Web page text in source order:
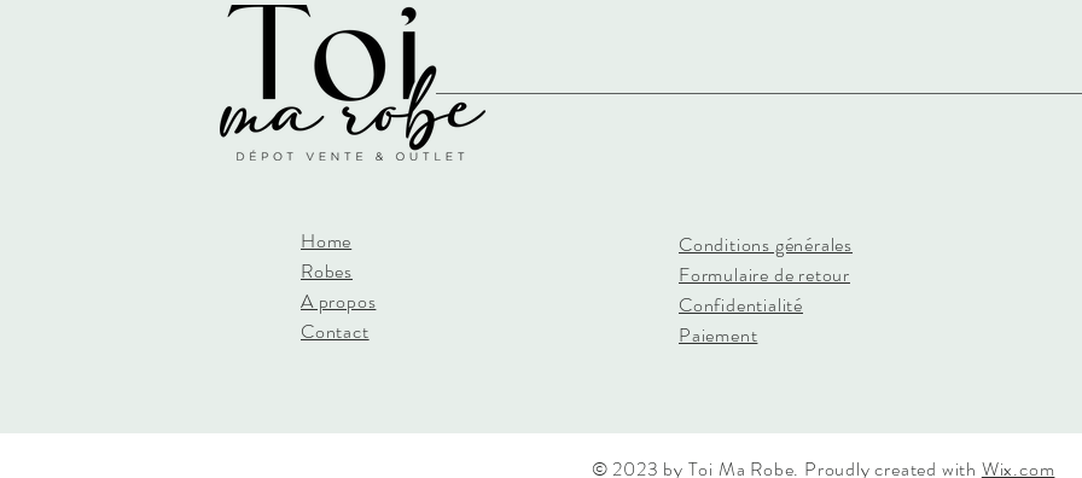
Home
Robes
A propos
Contact
Conditions générales
Formulaire de retour
Confidentialité
Paiement
© 2023 by Toi Ma Robe. Proudly created with Wix.com